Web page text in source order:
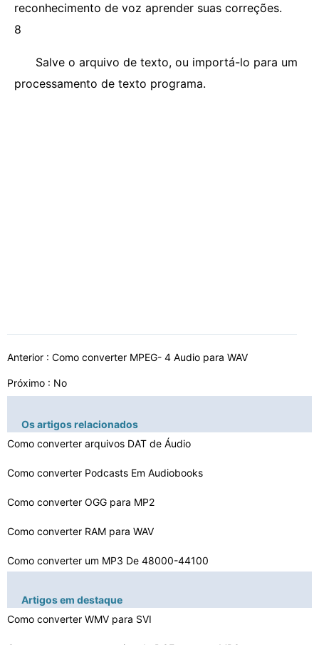
reconhecimento de voz aprender suas correções.
8
Salve o arquivo de texto, ou importá-lo para um
processamento de texto programa.
Anterior : Como converter MPEG- 4 Audio para WAV
Próximo : No
Os artigos relacionados
Como converter arquivos DAT de Áudio
Como converter Podcasts Em Audiobooks
Como converter OGG para MP2
Como converter RAM para WAV
Como converter um MP3 De 48000-44100
Como converter áudio para texto de graça
Artigos em destaque
Como converter WMV para SVI